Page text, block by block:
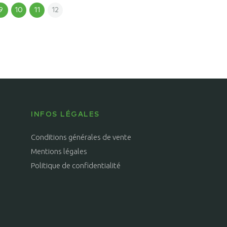
10 11 12
INFOS LÉGALES
Conditions générales de vente
Mentions légales
Politique de confidentialité